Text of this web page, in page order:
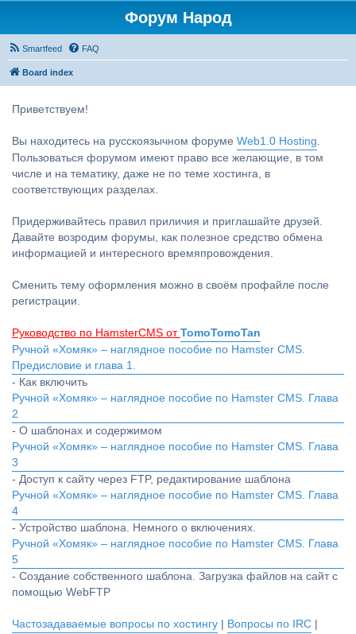
Форум Народ
Smartfeed FAQ
Board index
Приветствуем!
Вы находитесь на русскоязычном форуме Web1.0 Hosting.
Пользоваться форумом имеют право все желающие, в том
числе и на тематику, даже не по теме хостинга, в
соответствующих разделах.
Придерживайтесь правил приличия и приглашайте друзей.
Давайте возродим форумы, как полезное средство обмена
информацией и интересного времяпровождения.
Сменить тему оформления можно в своём профайле после
регистрации.
Руководство по HamsterCMS от TomoTomoTan
Ручной «Хомяк» – наглядное пособие по Hamster CMS.
Предисловие и глава 1.
- Как включить
Ручной «Хомяк» – наглядное пособие по Hamster CMS. Глава
2
- О шаблонах и содержимом
Ручной «Хомяк» – наглядное пособие по Hamster CMS. Глава
3
- Доступ к сайту через FTP, редактирование шаблона
Ручной «Хомяк» – наглядное пособие по Hamster CMS. Глава
4
- Устройство шаблона. Немного о включениях.
Ручной «Хомяк» – наглядное пособие по Hamster CMS. Глава
5
- Создание собственного шаблона. Загрузка файлов на сайт с
помощью WebFTP
Частозадаваемые вопросы по хостингу Вопросы по IRC